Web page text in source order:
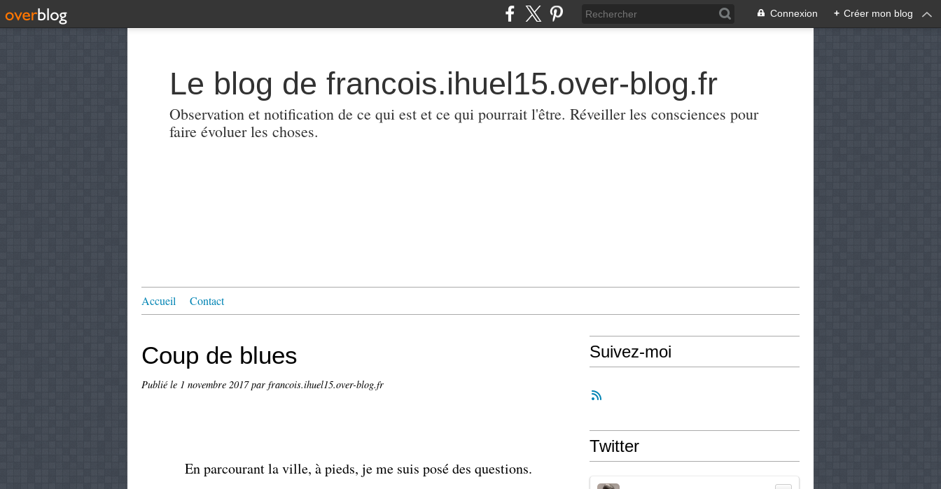
Connexion + Créer mon blog
Le blog de francois.ihuel15.over-blog.fr
Observation et notification de ce qui est et ce qui pourrait l'être. Réveiller les consciences pour
faire évoluer les choses.
Accueil Contact
Coup de blues
Publié le 1 novembre 2017par francois.ihuel15.over-blog.fr
En parcourant la ville, à pieds, je me suis posé des questions.
Suivez-moi
Twitter